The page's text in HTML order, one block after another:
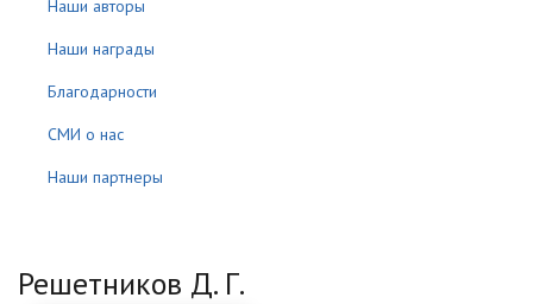
Наши авторы
Наши награды
Благодарности
СМИ о нас
Наши партнеры
Решетников Д. Г.